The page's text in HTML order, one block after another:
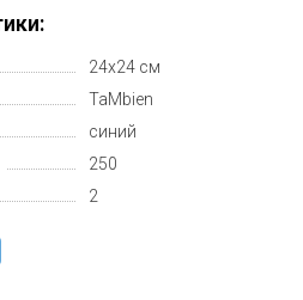
24х24 см
TaMbien
синий
250
2